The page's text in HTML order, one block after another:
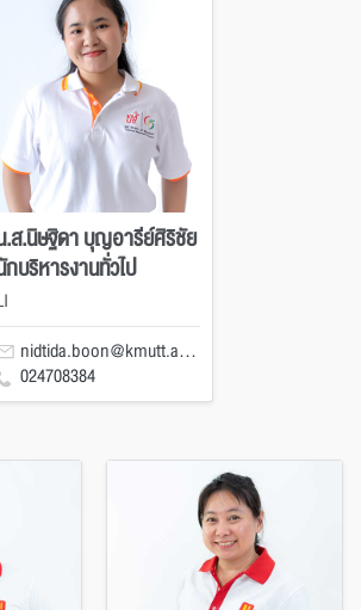
.ส.นิษฐิดา บุญอารีย์ศิริชัย
กบริหารงานทั่วไป
nidtida.boon@kmutt.ac.th
024708384